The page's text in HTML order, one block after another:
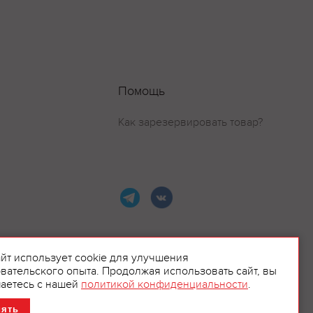
Помощь
Как зарезервировать товар?
использует cookie для улучшения
опыта. Продолжая использовать сайт, вы
с нашей политикой конфиденциальности.